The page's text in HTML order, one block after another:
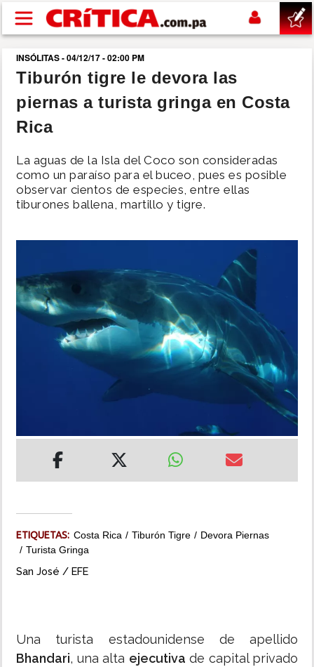
Pasar al contenido principal
buscar
SUCESOS
POLÍTICA
MUNDO
INSÓLITAS
INSÓLITAS - 04/12/17 - 02:00 PM
Tiburón tigre le devora las
piernas a turista gringa en Costa
Rica
La aguas de la Isla del Coco son consideradas
como un paraíso para el buceo, pues es posible
observar cientos de especies, entre ellas
tiburones ballena, martillo y tigre.
ETIQUETAS: Costa Rica Tiburón Tigre
Devora Piernas
Turista Gringa
San José / EFE
Una turista estadounidense de apellido
Bhandari, una alta ejecutiva de capital privado